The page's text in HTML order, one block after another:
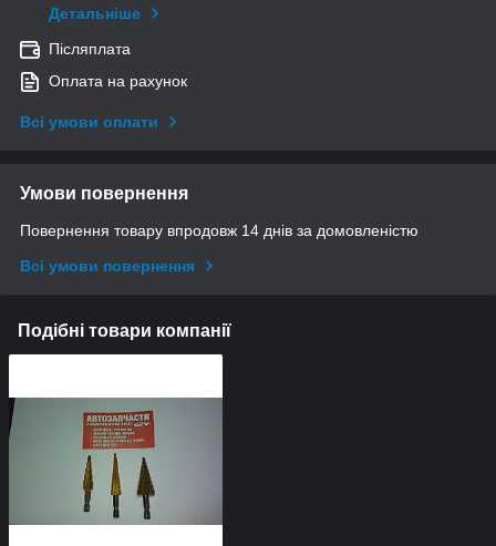
Детальніше
Післяплата
Оплата на рахунок
Всі умови оплати
Умови повернення
Повернення товару впродовж 14 днів за домовленістю
Всі умови повернення
Подібні товари компанії